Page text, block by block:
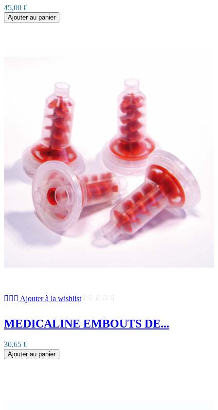
45,00 €
Ajouter au panier
Ajouter à la wishlist
MEDICALINE EMBOUTS DE...
30,65 €
Ajouter au panier